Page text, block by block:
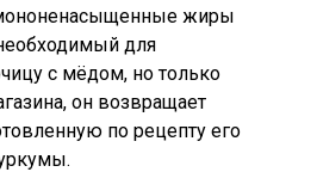
мононенасыщенные жиры
для
с мёдом, но только
он возвращает
по рецепту его